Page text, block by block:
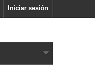
Iniciar sesión